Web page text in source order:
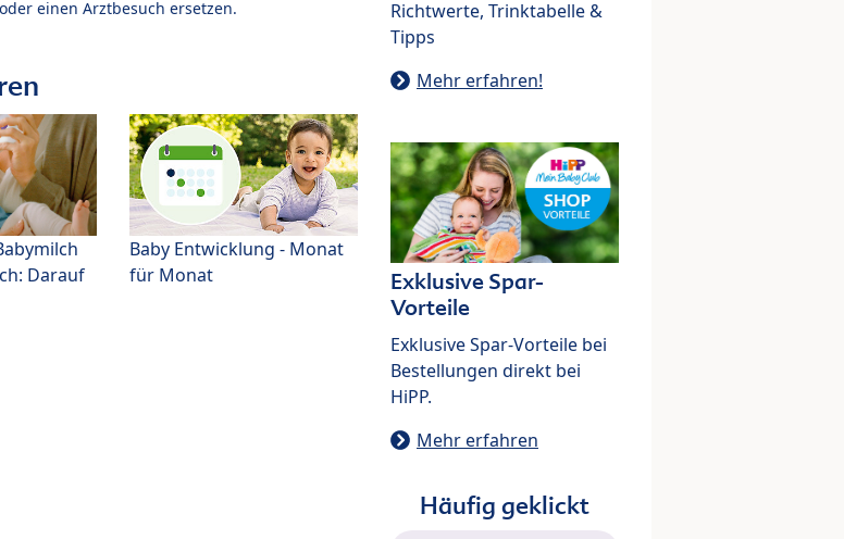
einen Arztbesuch ersetzen.
Darauf
Baby Entwicklung - Monat
für Monat
Richtwerte, Trinktabelle &
Tipps
Mehr erfahren!
Exklusive Spar-
Vorteile
Exklusive Spar-Vorteile bei
Bestellungen direkt bei
HiPP.
Mehr erfahren
Häufig geklickt